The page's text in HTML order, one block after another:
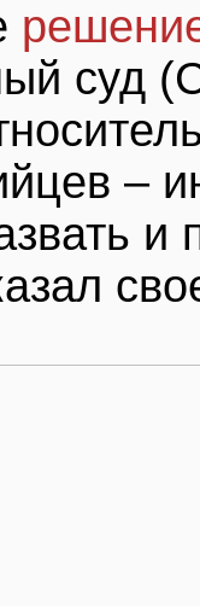
суд
–
и